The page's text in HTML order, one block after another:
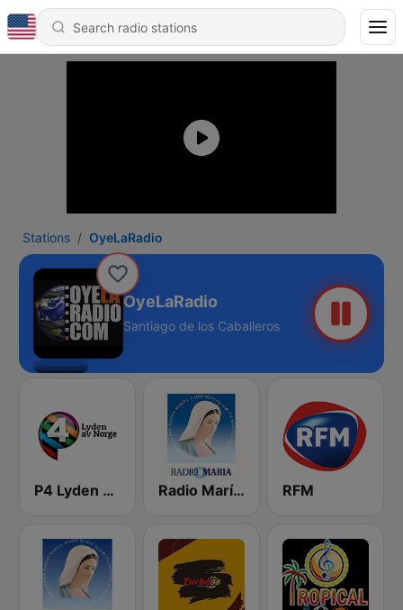
Stations OyeLaRadio
OyeLaRadio
Santiago de los Caballeros
P4 Lyden av Norge Radio María España RFM